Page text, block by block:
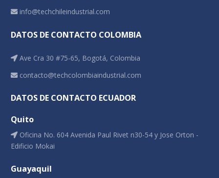
info@techchileindustrial.com
DATOS DE CONTACTO COLOMBIA
Ave Cra 30 #75-65, Bogotá, Colombia
contacto@techcolombiaindustrial.com
DATOS DE CONTACTO ECUADOR
Quito
Oficina No. 604 Avenida Paul Rivet n30-54 y Jose Orton -
Edificio Mokai
Guayaquil